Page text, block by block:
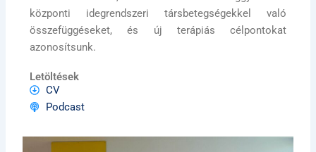
központi idegrendszeri társbetegségekkel való
összefüggéseket, és új terápiás célpontokat
azonosítsunk.
Letöltések
CV
Podcast